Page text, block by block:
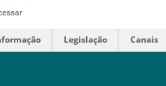
Legislação Canais